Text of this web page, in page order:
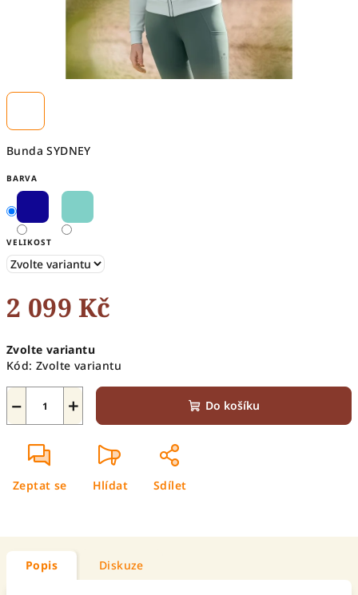
Bunda SYDNEY
BARVA
VELIKOST
2 099 Kč
cena:
Zvolte variantu
Kód: Zvolte variantu
+
− Do košíku
Zeptat se Hlídat Sdílet
Popis Diskuze